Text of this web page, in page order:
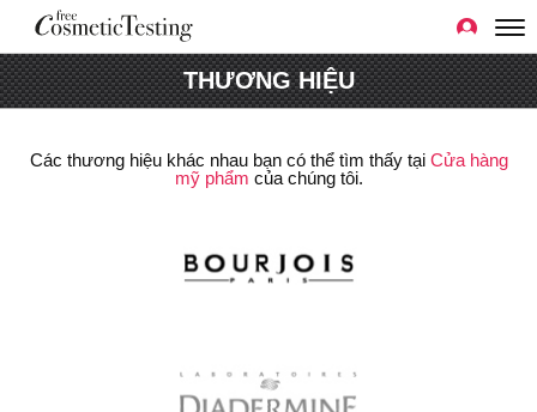
THƯƠNG HIỆU
Các thương hiệu khác nhau bạn có thể tìm thấy tại Cửa hàng
mỹ phẩm của chúng tôi.